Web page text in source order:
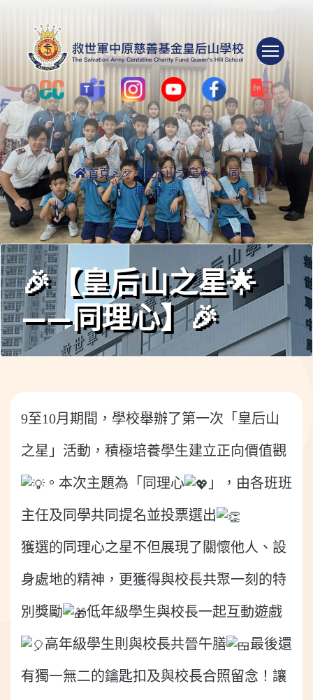
首頁>🎉【皇后山之星🌟——同
理心】🎉
🎉【皇后山之星🌟
——同理心】🎉
9至10月期間，學校舉辦了第一次「皇后山
之星」活動，積極培養學生建立正向價值觀
。本次主題為「同理心 」，由各班班
主任及同學共同提名並投票選出
獲選的同理心之星不但展現了關懷他人、設
身處地的精神，更獲得與校長共聚一刻的特
別獎勵 低年級學生與校長一起互動遊戲
高年級學生則與校長共晉午膳 最後還
有獨一無二的鑰匙扣及與校長合照留念！讓